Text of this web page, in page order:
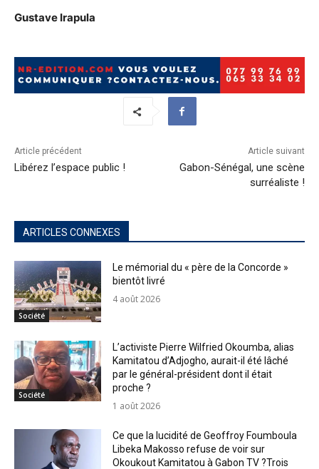
Gustave Irapula
Article précédent
Libérez l’espace public !
Article suivant
Gabon-Sénégal, une scène
surréaliste !
ARTICLES CONNEXES
Société
Le mémorial du « père de la Concorde »
bientôt livré
4 août 2026
Société
L’activiste Pierre Wilfried Okoumba, alias
Kamitatou d’Adjogho, aurait-il été lâché
par le général-président dont il était
proche ?
1 août 2026
Ce que la lucidité de Geoffroy Foumboula
Libeka Makosso refuse de voir sur
Okoukout Kamitatou à Gabon TV ?Trois